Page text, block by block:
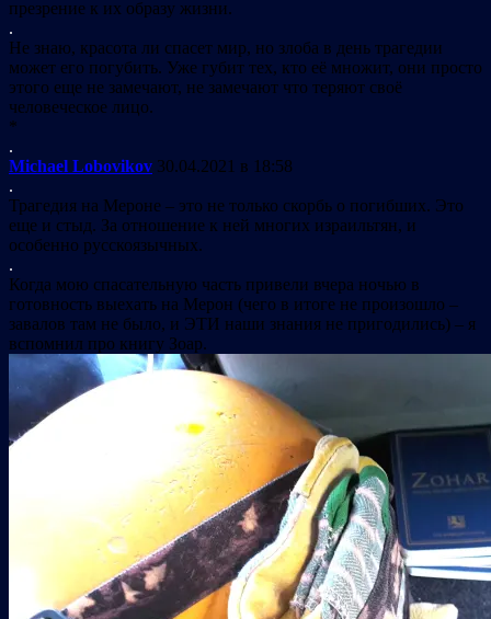
презрение к их образу жизни.
.
Не знаю, красота ли спасет мир, но злоба в день трагедии
может его погубить. Уже губит тех, кто её множит, они просто
этого еще не замечают, не замечают что теряют своё
человеческое лицо.
*
.
Michael Lobovikov 30.04.2021 в 18:58
.
Трагедия на Мероне – это не только скорбь о погибших. Это
еще и стыд. За отношение к ней многих израильтян, и
особенно русскоязычных.
.
Когда мою спасательную часть привели вчера ночью в
готовность выехать на Мерон (чего в итоге не произошло –
завалов там не было, и ЭТИ наши знания не пригодились) – я
вспомнил про книгу Зоар.